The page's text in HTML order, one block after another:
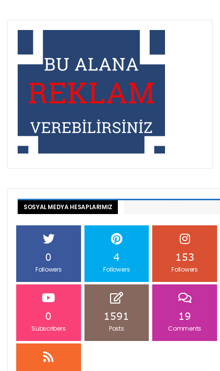
SOSYAL MEDYA HESAPLARIMIZ
0
Followers
4
Followers
153
Followers
0
Subscribers
1591
Posts
19
Comments